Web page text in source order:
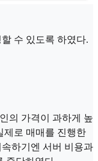
수 있도록 하였다.
의 가격이 과하게 높
제로 매매를 진행한
하기엔 서버 비용과